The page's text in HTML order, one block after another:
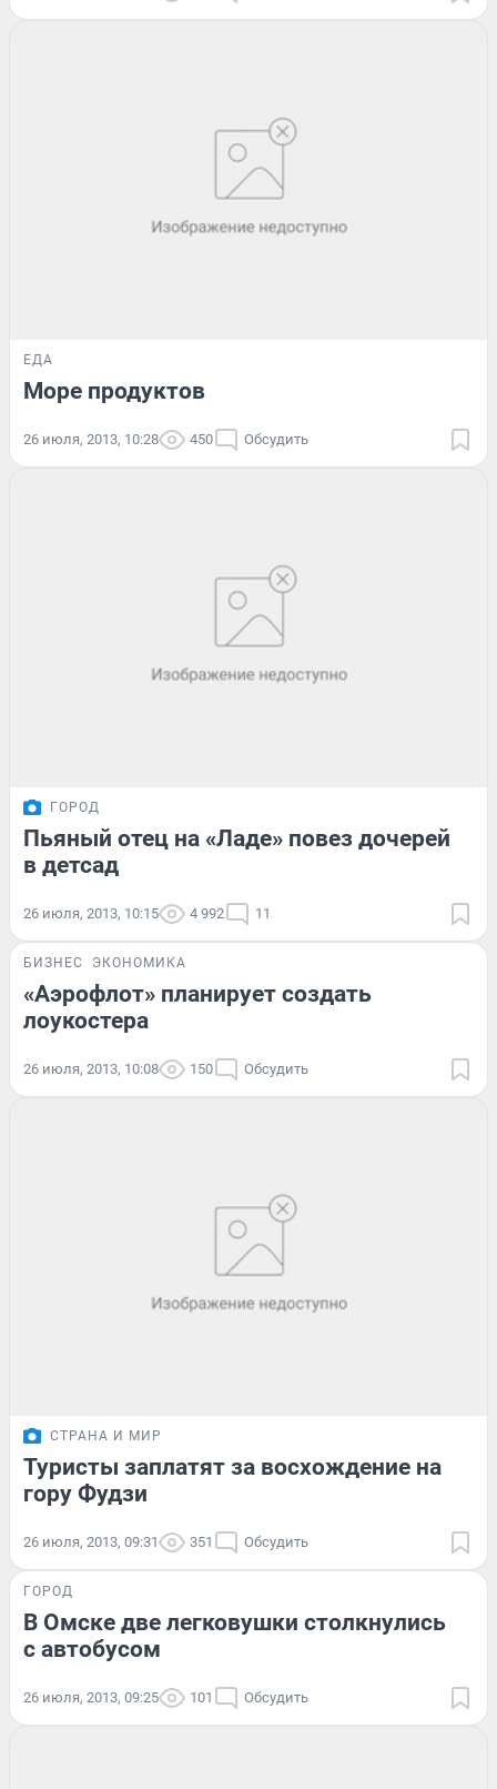
ЕДА
Море продуктов
26 июля, 2013, 10:28 450 Обсудить
ГОРОД
Пьяный отец на «Ладе» повез дочерей
в детсад
26 июля, 2013, 10:15 4 992 11
БИЗНЕС ЭКОНОМИКА
«Аэрофлот» планирует создать
лоукостера
26 июля, 2013, 10:08 150 Обсудить
СТРАНА И МИР
Туристы заплатят за восхождение на
гору Фудзи
26 июля, 2013, 09:31 351 Обсудить
ГОРОД
В Омске две легковушки столкнулись
с автобусом
26 июля, 2013, 09:25 101 Обсудить